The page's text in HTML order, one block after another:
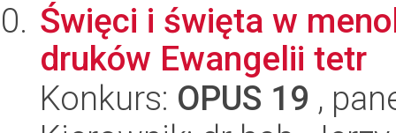
Święci i święta w
druków Ewangelii tetr
Konkurs: OPUS 19 ,